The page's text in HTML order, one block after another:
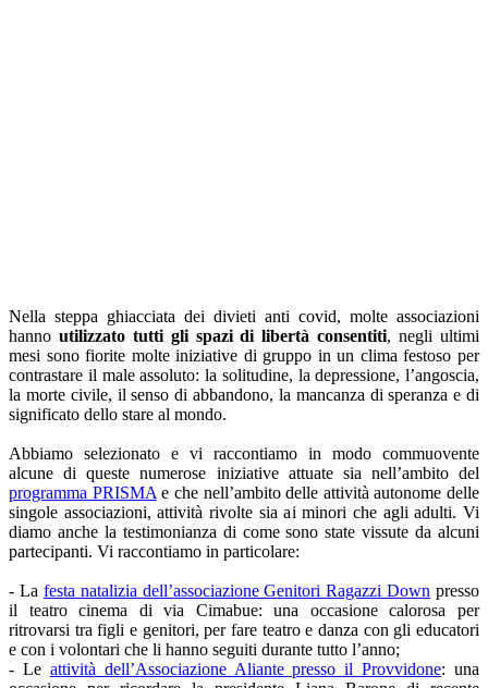
Nella steppa ghiacciata dei divieti anti covid, molte associazioni
hanno utilizzato tutti gli spazi di libertà consentiti, negli ultimi
mesi sono fiorite molte iniziative di gruppo in un clima festoso per
contrastare il male assoluto: la solitudine, la depressione, l’angoscia,
la morte civile, il senso di abbandono, la mancanza di speranza e di
significato dello stare al mondo.
Abbiamo selezionato e vi raccontiamo in modo commuovente
alcune di queste numerose iniziative attuate sia nell’ambito del
programma PRISMA e che nell’ambito delle attività autonome delle
singole associazioni, attività rivolte sia ai minori che agli adulti. Vi
diamo anche la testimonianza di come sono state vissute da alcuni
partecipanti. Vi raccontiamo in particolare:
- La festa natalizia dell’associazione Genitori Ragazzi Down presso
il teatro cinema di via Cimabue: una occasione calorosa per
ritrovarsi tra figli e genitori, per fare teatro e danza con gli educatori
e con i volontari che li hanno seguiti durante tutto l’anno;
- Le attività dell’Associazione Aliante presso il Provvidone: una